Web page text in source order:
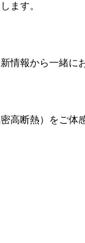
ます。
情報から一緒に
高断熱）をご体